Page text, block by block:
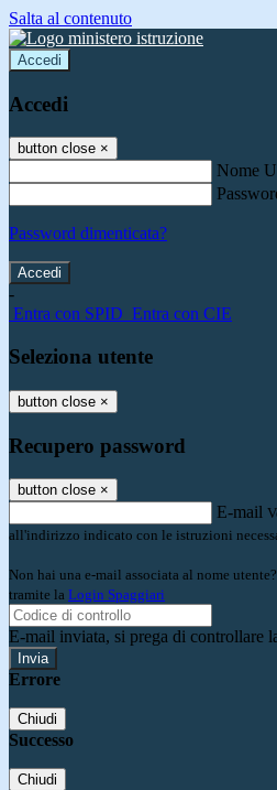
Salta al contenuto
Accedi
Accedi
button close ×
Nome
Password dimenticata?
-
Entra con SPID Entra con CIE
Seleziona utente
button close ×
Recupero password
button close ×
E-mail
all'indirizzo indicato con le istruzioni
Non hai una e-mail associata al nome
tramite la Login Spaggiari
E-mail inviata, si prega di controllare
Errore
Chiudi
Successo
Chiudi